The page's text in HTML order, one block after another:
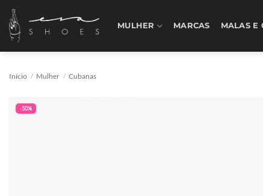
Skip
content
MULHER MARCAS MALAS E
Início / Mulher / Cubanas
-50%